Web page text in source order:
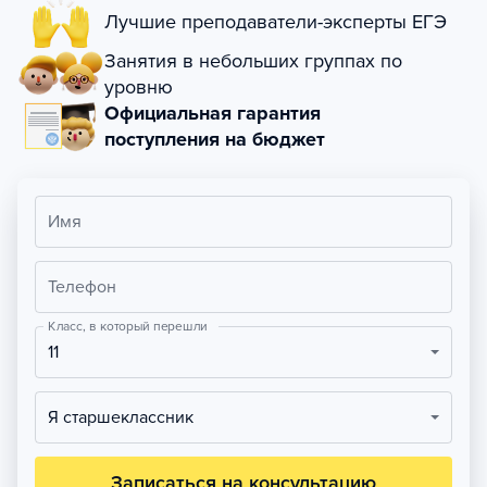
Лучшие преподаватели-эксперты ЕГЭ
Занятия в небольших группах по
уровню
Официальная гарантия
поступления на бюджет
Имя
Телефон
Класс, в который перешли
11
Я старшеклассник